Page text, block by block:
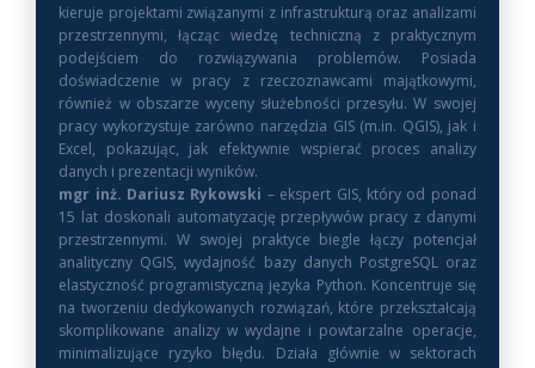
kieruje projektami związanymi z infrastrukturą oraz analizami
przestrzennymi, łącząc wiedzę techniczną z praktycznym
podejściem do rozwiązywania problemów. Posiada
doświadczenie w pracy z rzeczoznawcami majątkowymi,
również w obszarze wyceny służebności przesyłu. W swojej
pracy wykorzystuje zarówno narzędzia GIS (m.in. QGIS), jak i
Excel, pokazując, jak efektywnie wspierać proces analizy
danych i prezentacji wyników.
mgr inż. Dariusz Rykowski – ekspert GIS, który od ponad
15 lat doskonali automatyzację przepływów pracy z danymi
przestrzennymi. W swojej praktyce biegle łączy potencjał
analityczny QGIS, wydajność bazy danych PostgreSQL oraz
elastyczność programistyczną języka Python. Koncentruje się
na tworzeniu dedykowanych rozwiązań, które przekształcają
skomplikowane analizy w wydajne i powtarzalne operacje,
minimalizujące ryzyko błędu. Działa głównie w sektorach